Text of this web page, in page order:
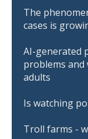
The
cases is
AI-generated
problems and
adults
Is watching
Troll farms -